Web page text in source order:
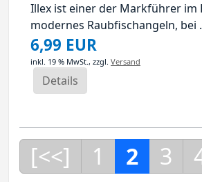
Illex ist einer der Markführer im
modernes Raubfischangeln, bei
6,99 EUR
inkl. 19 % MwSt., zzgl. Versand
Details
[<<] 1 2 3